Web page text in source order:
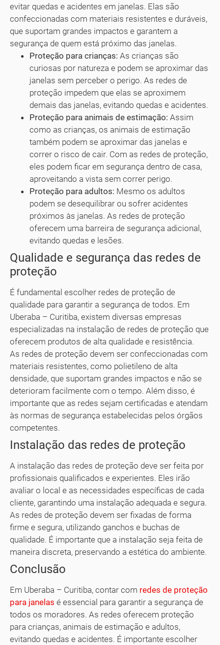
evitar quedas e acidentes em janelas. Elas são
confeccionadas com materiais resistentes e duráveis,
que suportam grandes impactos e garantem a
segurança de quem está próximo das janelas.
Proteção para crianças: As crianças são
curiosas por natureza e podem se aproximar das
janelas sem perceber o perigo. As redes de
proteção impedem que elas se aproximem
demais das janelas, evitando quedas e acidentes.
Proteção para animais de estimação: Assim
como as crianças, os animais de estimação
também podem se aproximar das janelas e
correr o risco de cair. Com as redes de proteção,
eles podem ficar em segurança dentro de casa,
aproveitando a vista sem correr perigo.
Proteção para adultos: Mesmo os adultos
podem se desequilibrar ou sofrer acidentes
próximos às janelas. As redes de proteção
oferecem uma barreira de segurança adicional,
evitando quedas e lesões.
Qualidade e segurança das redes de
proteção
É fundamental escolher redes de proteção de
qualidade para garantir a segurança de todos. Em
Uberaba – Curitiba, existem diversas empresas
especializadas na instalação de redes de proteção que
oferecem produtos de alta qualidade e resistência.
As redes de proteção devem ser confeccionadas com
materiais resistentes, como polietileno de alta
densidade, que suportam grandes impactos e não se
deterioram facilmente com o tempo. Além disso, é
importante que as redes sejam certificadas e atendam
às normas de segurança estabelecidas pelos órgãos
competentes.
Instalação das redes de proteção
A instalação das redes de proteção deve ser feita por
profissionais qualificados e experientes. Eles irão
avaliar o local e as necessidades específicas de cada
cliente, garantindo uma instalação adequada e segura.
As redes de proteção devem ser fixadas de forma
firme e segura, utilizando ganchos e buchas de
qualidade. É importante que a instalação seja feita de
maneira discreta, preservando a estética do ambiente.
Conclusão
Em Uberaba – Curitiba, contar com redes de proteção
para janelas é essencial para garantir a segurança de
todos os moradores. As redes oferecem proteção
para crianças, animais de estimação e adultos,
evitando quedas e acidentes. É importante escolher